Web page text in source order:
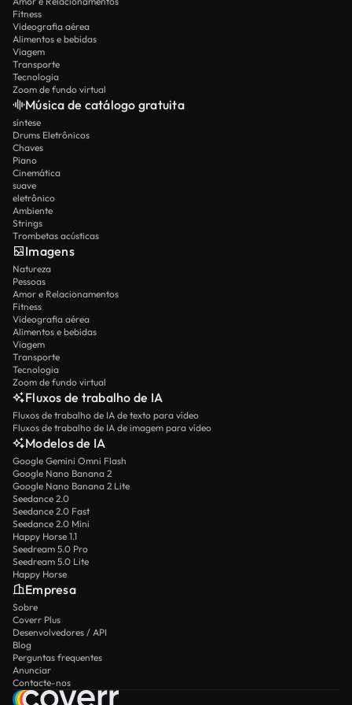
Fitness
Videografia aérea
Alimentos e bebidas
Viagem
Transporte
Tecnologia
Zoom de fundo virtual
Música de catálogo gratuita
síntese
Drums Eletrônicos
Chaves
Piano
Cinemática
suave
eletrônico
Ambiente
Strings
Trombetas acústicas
Imagens
Natureza
Pessoas
Amor e Relacionamentos
Fitness
Videografia aérea
Alimentos e bebidas
Viagem
Transporte
Tecnologia
Zoom de fundo virtual
Fluxos de trabalho de IA
Fluxos de trabalho de IA de texto para vídeo
Fluxos de trabalho de IA de imagem para vídeo
Modelos de IA
Google Gemini Omni Flash
Google Nano Banana 2
Google Nano Banana 2 Lite
Seedance 2.0
Seedance 2.0 Fast
Seedance 2.0 Mini
Happy Horse 1.1
Seedream 5.0 Pro
Seedream 5.0 Lite
Happy Horse
Empresa
Sobre
Coverr Plus
Desenvolvedores / API
Blog
Perguntas frequentes
Anunciar
Contacte-nos